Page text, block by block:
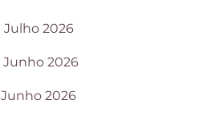
Julho 2026
Junho 2026
2026